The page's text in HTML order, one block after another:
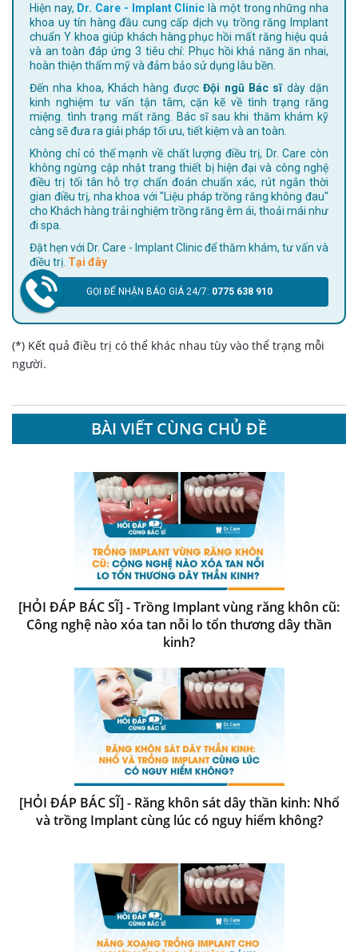
Hiện nay, Dr. Care - Implant Clinic là một trong những nha
khoa uy tín hàng đầu cung cấp dịch vụ trồng răng Implant
chuẩn Y khoa giúp khách hàng phục hồi mất răng hiệu quả
và an toàn đáp ứng 3 tiêu chí: Phục hồi khả năng ăn nhai,
hoàn thiện thẩm mỹ và đảm bảo sử dụng lâu bền.
Đến nha khoa, Khách hàng đượcĐội ngũ Bác sĩdày dặn
kinh nghiệm tư vấn tận tâm, cặn kẽ về tình trạng răng
miệng. tình trạng mất răng. Bác sĩ sau khi thăm khám kỹ
càng sẽ đưa ra giải pháp tối ưu, tiết kiệm và an toàn.
Không chỉ có thế mạnh về chất lượng điều trị, Dr. Care còn
không ngừng cập nhật trang thiết bị hiện đại và công nghệ
điều trị tối tân hỗ trợ chẩn đoán chuẩn xác, rút ngắn thời
gian điều trị, nha khoa với "Liệu pháp trồng răng không đau"
cho Khách hàng trải nghiệm trồng răng êm ái, thoải mái như
đi spa.
Đặt hẹn với Dr. Care - Implant Clinic để thăm khám, tư vấn và
điều trị. Tại đây
GỌI ĐỂ NHẬN BÁO GIÁ 24/7: 0775 638 910
(*) Kết quả điều trị có thể khác nhau tùy vào thể trạng mỗi
người.
BÀI VIẾT CÙNG CHỦ ĐỀ
[HỎI ĐÁP BÁC SĨ] - Trồng Implant vùng răng khôn cũ:
Công nghệ nào xóa tan nỗi lo tổn thương dây thần
kinh?
[HỎI ĐÁP BÁC SĨ] - Răng khôn sát dây thần kinh: Nhổ
và trồng Implant cùng lúc có nguy hiểm không?